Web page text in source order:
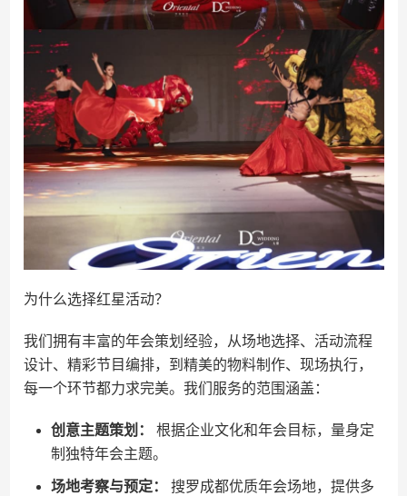
为什么选择红星活动？
我们拥有丰富的年会策划经验，从场地选择、活动流程
设计、精彩节目编排，到精美的物料制作、现场执行，
每一个环节都力求完美。我们服务的范围涵盖：
创意主题策划：
根据企业文化和年会目标，量身定
制独特年会主题。
场地考察与预定：
搜罗成都优质年会场地，提供多